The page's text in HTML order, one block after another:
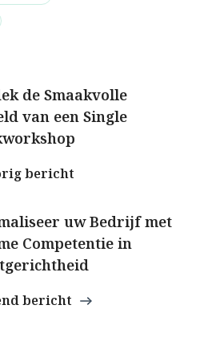
de Smaakvolle
van een Single
bericht
uw Bedrijf met
Competentie in
bericht